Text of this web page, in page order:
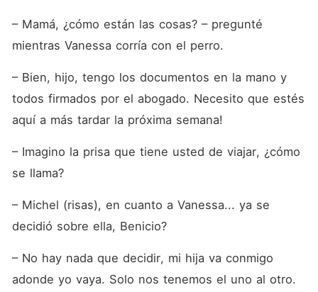
– Mamá, ¿cómo están las cosas? – pregunté
mientras Vanessa corría con el perro.
– Bien, hijo, tengo los documentos en la mano y
todos firmados por el abogado. Necesito que estés
aquí a más tardar la próxima semana!
– Imagino la prisa que tiene usted de viajar, ¿cómo
se llama?
– Michel (risas), en cuanto a Vanessa... ya se
decidió sobre ella, Benicio?
– No hay nada que decidir, mi hija va conmigo
adonde yo vaya. Solo nos tenemos el uno al otro.